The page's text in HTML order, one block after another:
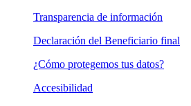
Transparencia de información
Declaración del Beneficiario final
¿Cómo protegemos tus datos?
Accesibilidad